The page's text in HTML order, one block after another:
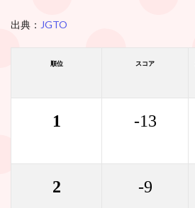
出典： JGTO
順位 スコア
1 -13
2 -9